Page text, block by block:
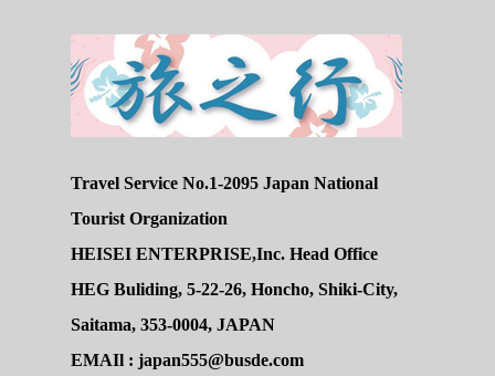
Travel Service No.1-2095 Japan National
Tourist Organization
HEISEI ENTERPRISE,Inc. Head Office
HEG Buliding, 5-22-26, Honcho, Shiki-City,
Saitama, 353-0004, JAPAN
EMAIl : japan555@busde.com